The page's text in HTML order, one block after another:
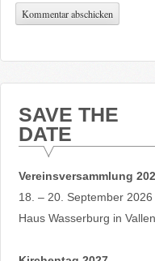
SAVE THE
DATE
Vereinsversammlung
18. – 20. September 2026
Haus Wasserburg in